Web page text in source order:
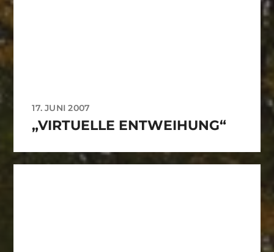
17. JUNI 2007
„VIRTUELLE ENTWEIHUNG“